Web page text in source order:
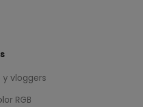
vloggers
RGB